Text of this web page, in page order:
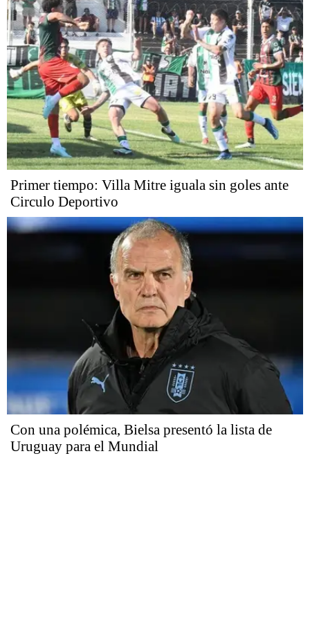
Primer tiempo: Villa Mitre iguala sin goles ante
Circulo Deportivo
Con una polémica, Bielsa presentó la lista de
Uruguay para el Mundial